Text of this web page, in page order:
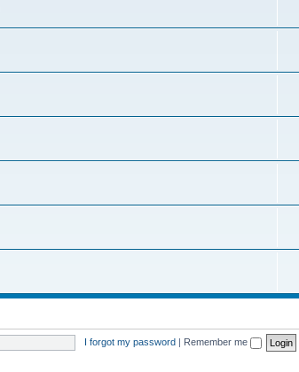
I forgot my password Remember me